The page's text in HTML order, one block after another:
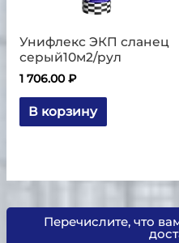
Перечислите, что
Унифлекс ЭКП сланец
серый10м2/рул
1 706.00₽
В корзину